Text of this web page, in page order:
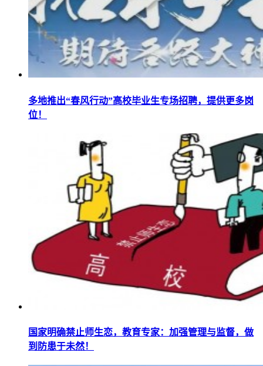
多地推出“春风行动”高校毕业生专场招聘，提供更多岗
位！
国家明确禁止师生恋，教育专家：加强管理与监督，做
到防患于未然！